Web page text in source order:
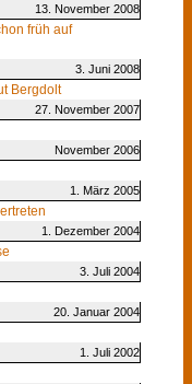
13. November 2008
früh auf
3. Juni 2008
Bergdolt
27. November 2007
November 2006
1. März 2005
1. Dezember 2004
3. Juli 2004
20. Januar 2004
1. Juli 2002